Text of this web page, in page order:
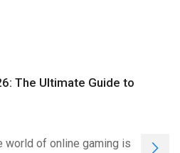
The Ultimate Guide to
world of online gaming is